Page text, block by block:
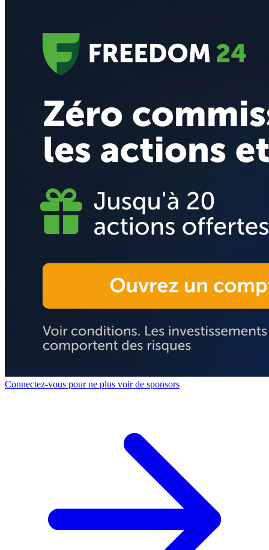
Connectez-vous pour ne plus voir de sponsors